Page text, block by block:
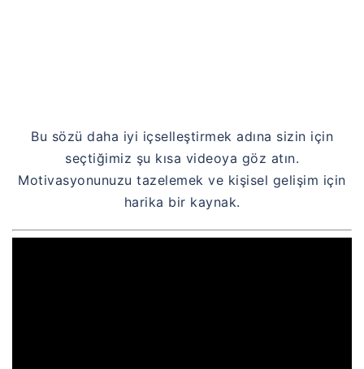
Bu sözü daha iyi içselleştirmek adına sizin için
seçtiğimiz şu kısa videoya göz atın.
Motivasyonunuzu tazelemek ve kişisel gelişim için
harika bir kaynak.